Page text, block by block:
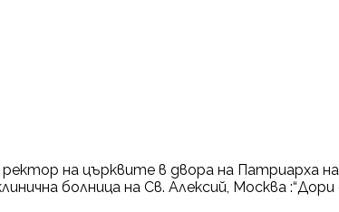
на църквите в двора на Патриарха на
болница на Св. Алексий, Москва